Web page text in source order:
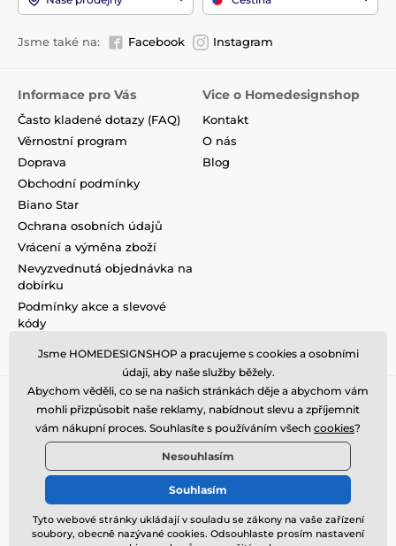
Jsme také na: Facebook Instagram
Informace pro Vás
Často kladené dotazy (FAQ)
Věrnostní program
Doprava
Obchodní podmínky
Biano Star
Ochrana osobních údajů
Vrácení a výměna zboží
Nevyzvednutá objednávka na
dobírku
Podmínky akce a slevové
kódy
Vice o Homedesignshop
Kontakt
O nás
Blog
© 2026 www.homedesignshop.cz ⦁ E-shop vytvořilaSIMPLIA.cz
Jsme HOMEDESIGNSHOP a pracujeme s cookies a osobními
údaji, aby naše služby běžely.
Abychom věděli, co se na našich stránkách děje a abychom vám
mohli přizpůsobit naše reklamy, nabídnout slevu a zpříjemnit
vám nákupní proces. Souhlasíte s používáním všech cookies?
Nesouhlasím
Souhlasím
Tyto webové stránky ukládají v souladu se zákony na vaše zařízení
soubory, obecně nazývané cookies. Odsouhlaste prosím nastavení